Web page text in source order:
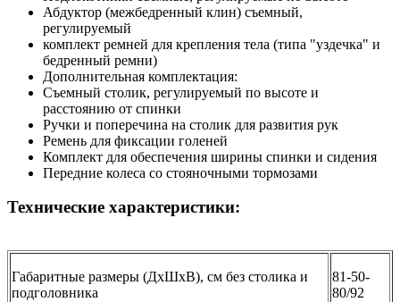
Абдуктор (межбедренный клин) съемный,
регулируемый
комплект ремней для крепления тела (типа "уздечка" и
бедренный ремни)
Дополнительная комплектация:
Съемный столик, регулируемый по высоте и
расстоянию от спинки
Ручки и поперечина на столик для развития рук
Ремень для фиксации голеней
Комплект для обеспечения ширины спинки и сидения
Передние колеса со стояночными тормозами
Технические характеристики:
Габаритные размеры (ДхШхВ), см без столика и
подголовника
81-50-
80/92